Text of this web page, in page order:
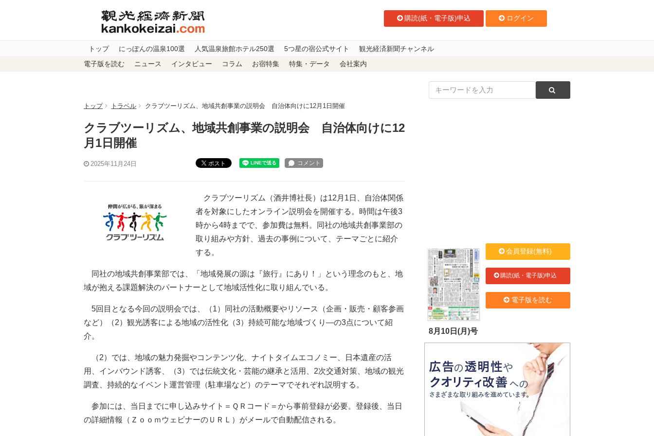
購読(紙・電子版)申込 ログイン
トップ にっぽんの温泉100選 人気温泉旅館ホテル250選 5つ星の宿公式サイト 観光経済新聞チャンネル
電子版を読む ニュース インタビュー コラム お宿特集 特集・データ 会社案内
トップ トラベル クラブツーリズム、地域共創事業の説明会 自治体向けに12月1日開催
クラブツーリズム、地域共創事業の説明会 自治体向けに12
月1日開催
2025年11月24日 ポスト
クラブツーリズム（酒井博社長）は12月1日、自治体関係
者を対象にしたオンライン説明会を開催する。時間は午後3
時から4時までで、参加費は無料。同社の地域共創事業部の
取り組みや方針、過去の事例について、テーマごとに紹介
する。
同社の地域共創事業部では、「地域発展の源は『旅行』にあり！」という理念のもと、地
域が抱える課題解決のパートナーとして地域活性化に取り組んでいる。
5回目となる今回の説明会では、（1）同社の活動概要やリソース（企画・販売・顧客参画
など）（2）観光誘客による地域の活性化（3）持続可能な地域づくり―の3点について紹
介。
（2）では、地域の魅力発掘やコンテンツ化、ナイトタイムエコノミー、日本遺産の活
用、インバウンド誘客、（3）では伝統文化・芸能の継承と活用、2次交通対策、地域の観光
調査、持続的なイベント運営管理（駐車場など）のテーマでそれぞれ説明する。
参加には、当日までに申し込みサイト＝ＱＲコード＝から事前登録が必要。登録後、当日
の詳細情報（ＺｏｏｍウェビナーのＵＲＬ）がメールで自動配信される。
8月10日(月)号
会員登録(無料)
購読(紙・電子版)申込
電子版を読む